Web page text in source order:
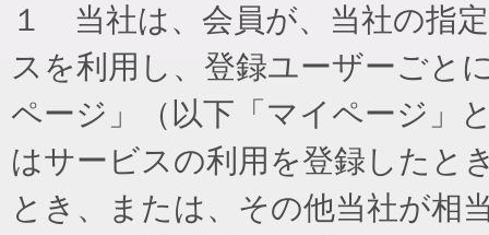
１ 当社は、会員が、当社の指
スを利用し、登録ユーザーごと
ページ」（以下「マイページ」
はサービスの利用を登録したと
とき、または、その他当社が相